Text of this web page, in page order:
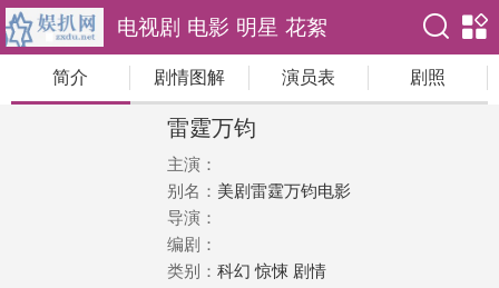
电视剧 电影 明星 花絮
简介 剧情图解 演员表 剧照
雷霆万钧
主演：
别名： 美剧雷霆万钧电影
导演：
编剧：
类别： 科幻 惊悚 剧情